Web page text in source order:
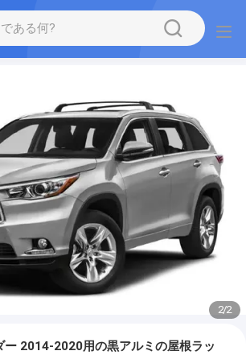
2/2
ー 2014-2020用の黒アルミの屋根ラッ